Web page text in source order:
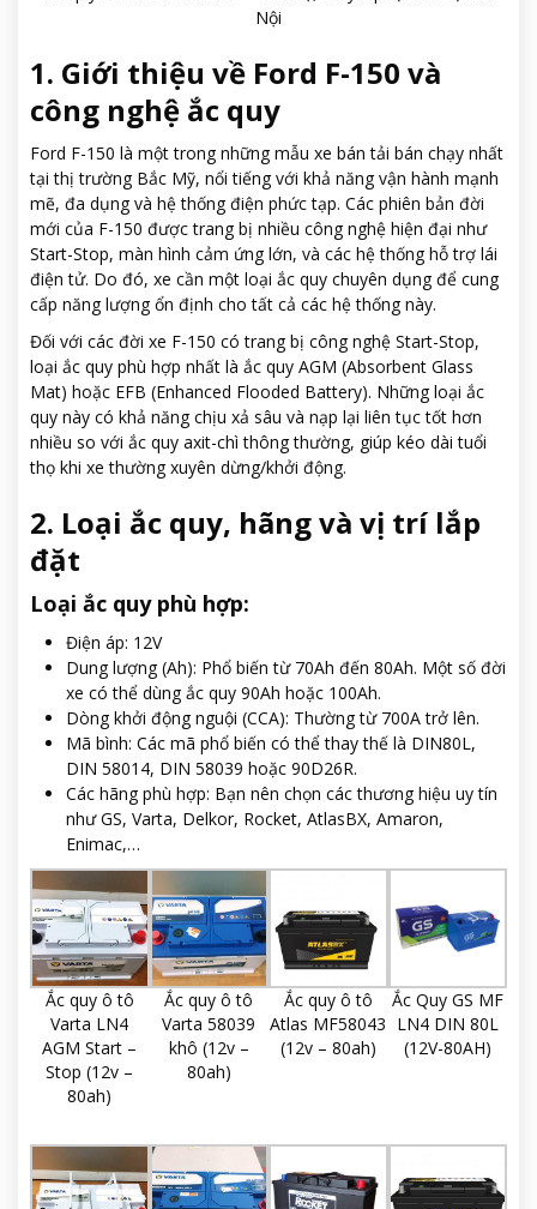
Nội
1. Giới thiệu về Ford F-150 và
công nghệ ắc quy
Ford F-150 là một trong những mẫu xe bán tải bán chạy nhất
tại thị trường Bắc Mỹ, nổi tiếng với khả năng vận hành mạnh
mẽ, đa dụng và hệ thống điện phức tạp. Các phiên bản đời
mới của F-150 được trang bị nhiều công nghệ hiện đại như
Start-Stop, màn hình cảm ứng lớn, và các hệ thống hỗ trợ lái
điện tử. Do đó, xe cần một loại ắc quy chuyên dụng để cung
cấp năng lượng ổn định cho tất cả các hệ thống này.
Đối với các đời xe F-150 có trang bị công nghệ Start-Stop,
loại ắc quy phù hợp nhất là ắc quy AGM (Absorbent Glass
Mat) hoặc EFB (Enhanced Flooded Battery). Những loại ắc
quy này có khả năng chịu xả sâu và nạp lại liên tục tốt hơn
nhiều so với ắc quy axit-chì thông thường, giúp kéo dài tuổi
thọ khi xe thường xuyên dừng/khởi động.
2. Loại ắc quy, hãng và vị trí lắp
đặt
Loại ắc quy phù hợp:
Điện áp: 12V
Dung lượng (Ah): Phổ biến từ 70Ah đến 80Ah. Một số đời
xe có thể dùng ắc quy 90Ah hoặc 100Ah.
Dòng khởi động nguội (CCA): Thường từ 700A trở lên.
Mã bình: Các mã phổ biến có thể thay thế là DIN80L,
DIN 58014, DIN 58039 hoặc 90D26R.
Các hãng phù hợp: Bạn nên chọn các thương hiệu uy tín
như GS, Varta, Delkor, Rocket, AtlasBX, Amaron,
Enimac,…
Ắc quy ô tô
Varta LN4
AGM Start –
Stop (12v –
80ah)
Ắc quy ô tô
Varta 58039
khô (12v –
80ah)
Ắc quy ô tô
Atlas MF58043
(12v – 80ah)
Ắc Quy GS MF
LN4 DIN 80L
(12V-80AH)